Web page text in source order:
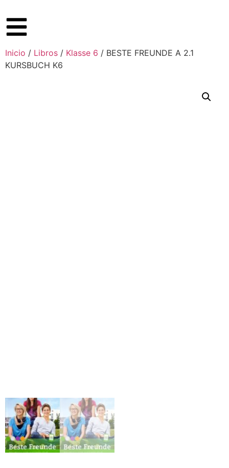
Inicio / Libros / Klasse 6 / BESTE FREUNDE A 2.1
KURSBUCH K6